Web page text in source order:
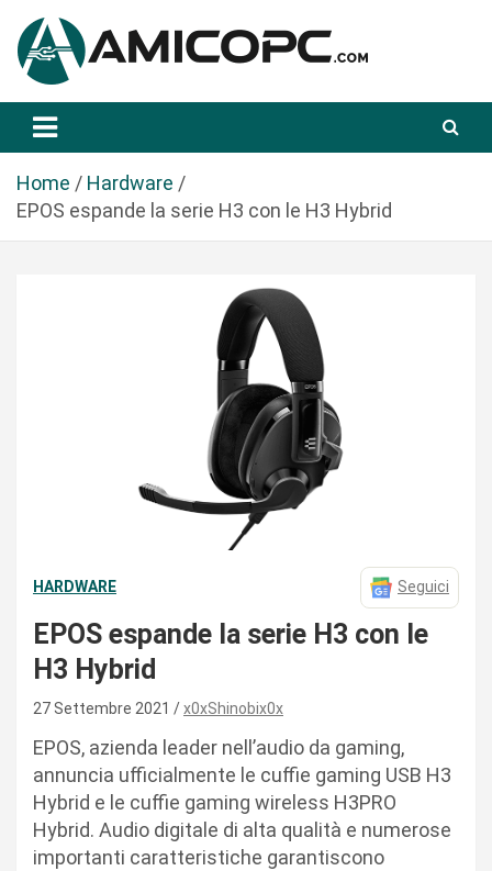
a
Amicopc.com
Home
Hardware
EPOS espande la serie H3 con le H3 Hybrid
HARDWARE Seguici
EPOS espande la serie H3 con le
H3 Hybrid
27 Settembre 2021 x0xShinobix0x
EPOS, azienda leader nell’audio da gaming,
annuncia ufficialmente le cuffie gaming USB H3
Hybrid e le cuffie gaming wireless H3PRO
Hybrid. Audio digitale di alta qualità e numerose
importanti caratteristiche garantiscono